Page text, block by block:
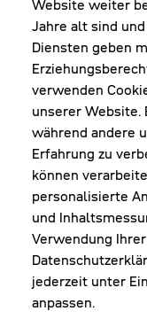
Website weiter
Jahre alt sind
Diensten geben
verwenden
unserer Website.
während andere
Erfahrung zu
können
personalisierte
und
Verwendung
jederzeit unter
anpassen.
Shop Diepoldsau
MO-Do: 8:00-
Fr: 8:00-16:00
1. Samstag im
NEWSLETTER
Erhalte Infos
deine Firma